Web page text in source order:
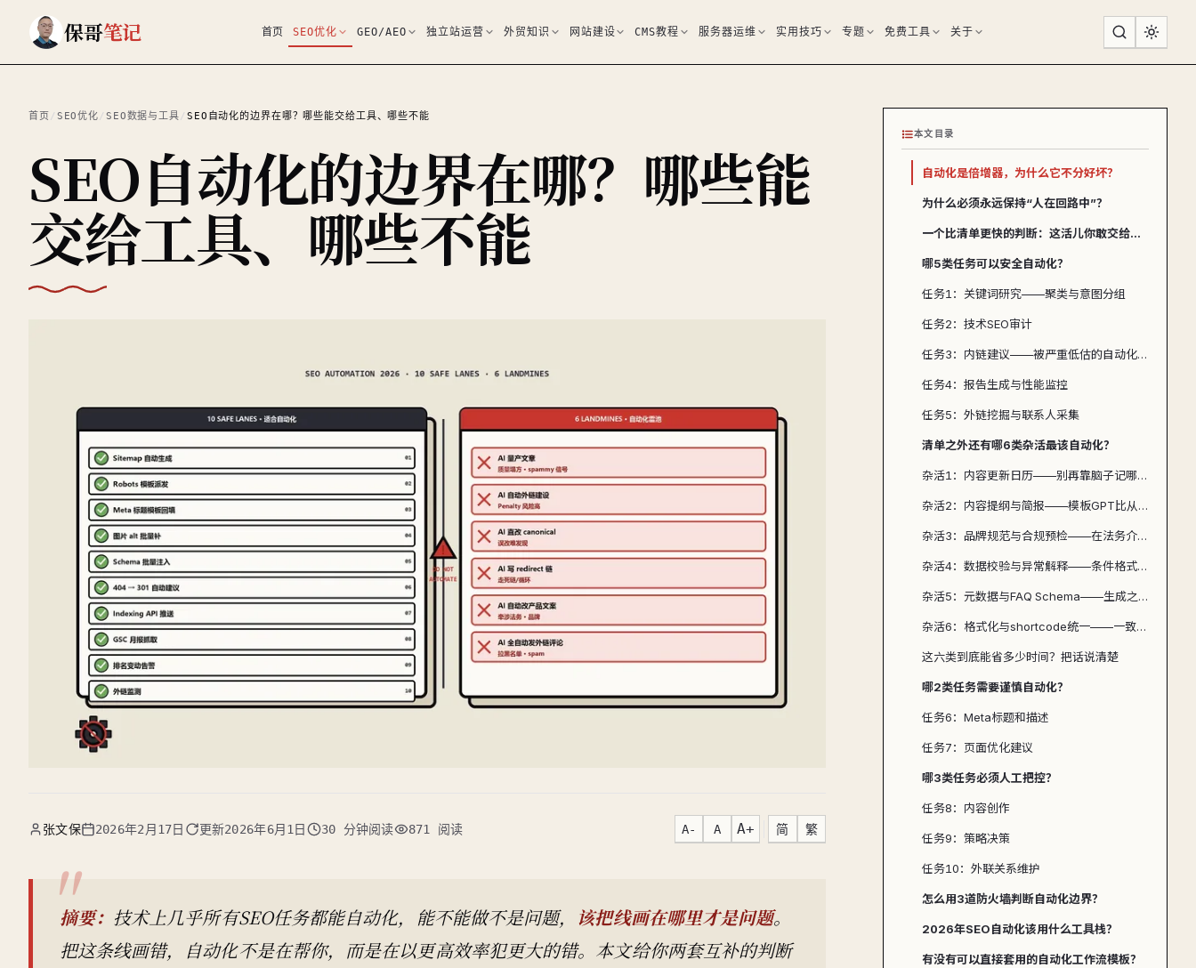
保哥笔记 首页 SEO优化 GEO/AEO 独立站运营 外贸知识 网站建设 CMS教程 服务器运维 实用技巧 专题 免费工具 关于
首页/ SEO优化/ SEO数据与工具/ SEO自动化的边界在哪？哪些能交给工具、哪些不能
SEO自动化的边界在哪？哪些能
交给工具、哪些不能
张文保 2026年2月17日 更新2026年6月1日 30 分钟阅读 871 阅读 A- A A+ 简 繁
摘要： 技术上几乎所有SEO任务都能自动化，能不能做不是问题， 该把线画在哪里才是问题。
把这条线画错，自动化不是在帮你，而是在以更高效率犯更大的错。本文给你两套互补的判断
本文目录
自动化是倍增器，为什么它不分好坏？
为什么必须永远保持“人在回路中”？
一个比清单更快的判断：这活儿你敢交给实习生吗？
哪5类任务可以安全自动化？
任务1：关键词研究——聚类与意图分组
任务2：技术SEO审计
任务3：内链建议——被严重低估的自动化金矿
任务4：报告生成与性能监控
任务5：外链挖掘与联系人采集
清单之外还有哪6类杂活最该自动化？
杂活1：内容更新日历——别再靠脑子记哪篇该刷新
杂活2：内容提纲与简报——模板GPT比从零写快得多
杂活3：品牌规范与合规预检——在法务介入前先拦一道
杂活4：数据校验与异常解释——条件格式 + GPT
杂活5：元数据与FAQ Schema——生成之后必须有一道发布前校验
杂活6：格式化与shortcode统一——一致性靠机器最划算
这六类到底能省多少时间？把话说清楚
哪2类任务需要谨慎自动化？
任务6：Meta标题和描述
任务7：页面优化建议
哪3类任务必须人工把控？
任务8：内容创作
任务9：策略决策
任务10：外联关系维护
怎么用3道防火墙判断自动化边界？
2026年SEO自动化该用什么工具栈？
有没有可以直接套用的自动化工作流模板？